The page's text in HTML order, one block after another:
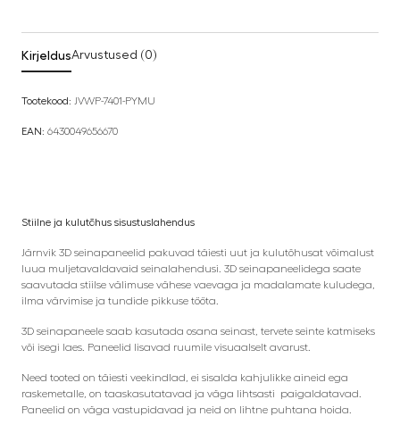
KirjeldusArvustused (0)
Tootekood: JVWP-7401-PYMU
EAN: 6430049656670
Stiilne ja kulutõhus sisustuslahendus
Järnvik 3D seinapaneelid pakuvad täiesti uut ja kulutõhusat võimalust
luua muljetavaldavaid seinalahendusi. 3D seinapaneelidega saate
saavutada stiilse välimuse vähese vaevaga ja madalamate kuludega,
ilma värvimise ja tundide pikkuse tööta.
3D seinapaneele saab kasutada osana seinast, tervete seinte katmiseks
või isegi laes. Paneelid lisavad ruumile visuaalselt avarust.
Need tooted on täiesti veekindlad, ei sisalda kahjulikke aineid ega
raskemetalle, on taaskasutatavad ja väga lihtsasti paigaldatavad.
Paneelid on väga vastupidavad ja neid on lihtne puhtana hoida.